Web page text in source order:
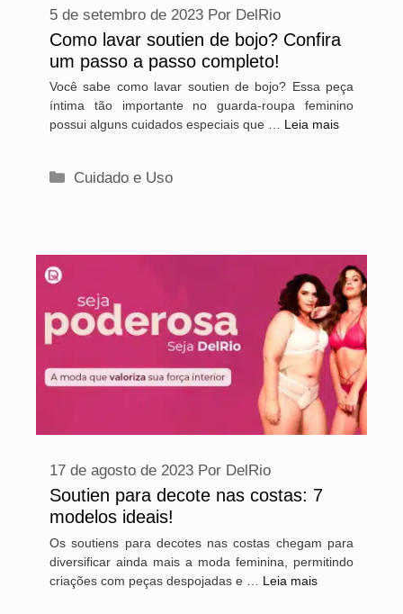
Como lavar soutien de bojo? Confira
um passo a passo completo!
5 de setembro de 2023 Por DelRio
Você sabe como lavar soutien de bojo? Essa peça
íntima tão importante no guarda-roupa feminino
possui alguns cuidados especiais que … Leia mais
Categorias
Cuidado e Uso
Soutien para decote nas costas: 7
modelos ideais!
17 de agosto de 2023 Por DelRio
Os soutiens para decotes nas costas chegam para
diversificar ainda mais a moda feminina, permitindo
criações com peças despojadas e … Leia mais